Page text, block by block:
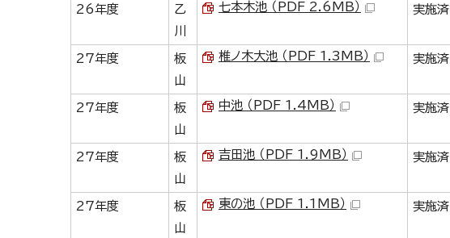
26年度
乙
川
七本木池 （PDF 2.6MB） 実施済
27年度
板
山
椎ノ木大池 （PDF 1.3MB） 実施済
27年度
板
山
中池 （PDF 1.4MB） 実施済
27年度
板
山
吉田池 （PDF 1.9MB） 実施済
27年度
板
山
東の池 （PDF 1.1MB） 実施済